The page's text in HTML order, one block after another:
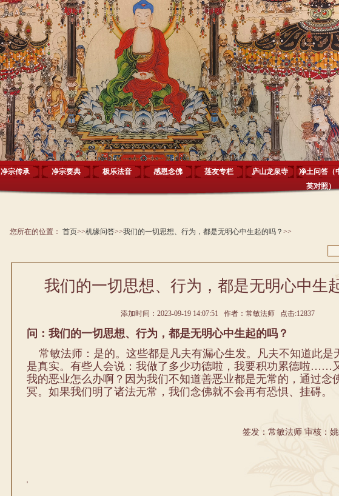
净宗传承 净宗要典 极乐法音 感恩念佛 莲友专栏 庐山龙泉寺
净土问答（
英对照）
您所在的位置： 首页>>机缘问答>>我们的一切思想、行为，都是无明心中生起的吗？ >>
我们的一切思想、行为，都是无明心中生
添加时间：2023-09-19 14:07:51 作者：常敏法师 点击:12837
问：我们的一切思想、行为，都是无明心中生起的吗？
常敏法师：是的。这些都是凡夫有漏心生发。凡夫不知道此是
是真实。有些人会说：我做了多少功德啦，我要积功累德啦……
我的恶业怎么办啊？因为我们不知道善恶业都是无常的，通过念
冥。如果我们明了诸法无常，我们念佛就不会再有恐惧、挂碍。
签发：常敏法师 审核：
'